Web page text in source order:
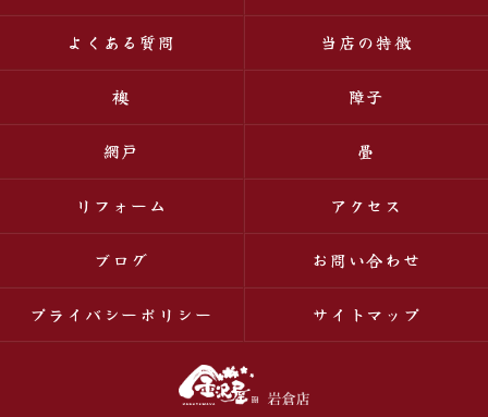
よくある質問 当店の特徴
襖 障子
網戸 畳
リフォーム アクセス
ブログ お問い合わせ
プライバシーポリシー サイトマップ